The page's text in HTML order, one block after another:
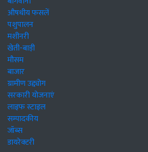
औषधीय फसलें
पशुपालन
मशीनरी
खेती-बाड़ी
मौसम
बाजार
ग्रामीण उद्द्योग
सरकारी योजनाएं
लाइफ स्टाइल
सम्पादकीय
जॉब्स
डायरेक्टरी